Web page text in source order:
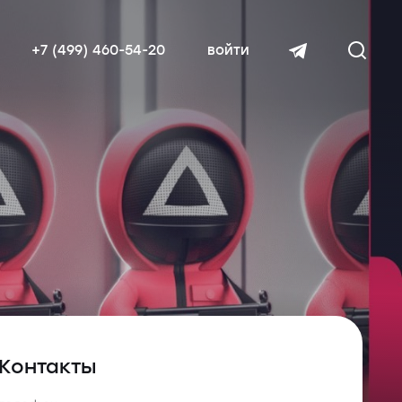
читать далее
+7 (499) 460-54-20 войти
Контакты